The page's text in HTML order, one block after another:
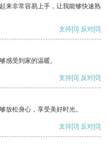
来非常容易上手，让我能够快速熟
支持[0] 反对[0]
感受到家的温暖。
支持[0] 反对[0]
放松身心，享受美好时光。
支持[0] 反对[0]